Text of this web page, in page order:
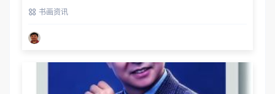
书法家协会会员
书画资讯